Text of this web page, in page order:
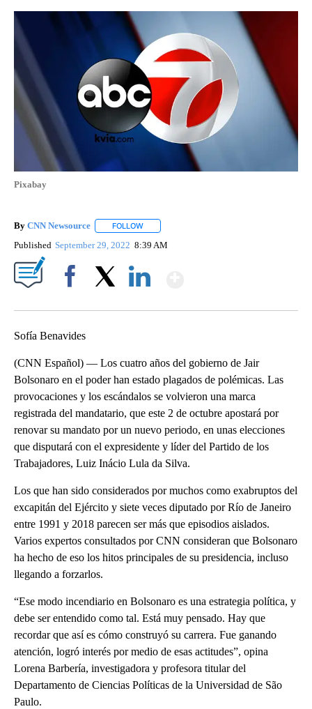
Pixabay
By CNN Newsource FOLLOW
Published September 29, 2022 8:39 AM
Sofía Benavides
(CNN Español) — Los cuatro años del gobierno de Jair
Bolsonaro en el poder han estado plagados de polémicas. Las
provocaciones y los escándalos se volvieron una marca
registrada del mandatario, que este 2 de octubre apostará por
renovar su mandato por un nuevo periodo, en unas elecciones
que disputará con el expresidente y líder del Partido de los
Trabajadores, Luiz Inácio Lula da Silva.
Los que han sido considerados por muchos como exabruptos del
excapitán del Ejército y siete veces diputado por Río de Janeiro
entre 1991 y 2018 parecen ser más que episodios aislados.
Varios expertos consultados por CNN consideran que Bolsonaro
ha hecho de eso los hitos principales de su presidencia, incluso
llegando a forzarlos.
“Ese modo incendiario en Bolsonaro es una estrategia política, y
debe ser entendido como tal. Está muy pensado. Hay que
recordar que así es cómo construyó su carrera. Fue ganando
atención, logró interés por medio de esas actitudes”, opina
Lorena Barbería, investigadora y profesora titular del
Departamento de Ciencias Políticas de la Universidad de São
Paulo.